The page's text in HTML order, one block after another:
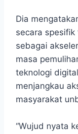
Dia
secara
sebagai
masa
teknologi
menjangkau
masyarakat
“Wujud nyata